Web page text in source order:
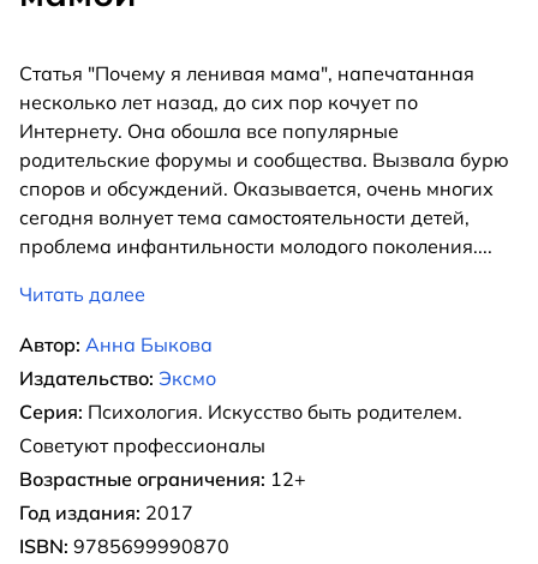
Статья "Почему я ленивая мама", напечатанная
несколько лет назад, до сих пор кочует по
Интернету. Она обошла все популярные
родительские форумы и сообщества. Вызвала бурю
споров и обсуждений. Оказывается, очень многих
сегодня волнует тема самостоятельности детей,
проблема инфантильности молодого поколения....
Читать далее
Автор: Анна Быкова
Издательство: Эксмо
Серия: Психология. Искусство быть родителем.
Советуют профессионалы
Возрастные ограничения: 12+
Год издания: 2017
ISBN: 9785699990870